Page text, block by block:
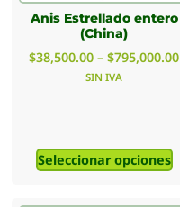
Anis Estrellado entero
(China)
$38,500.00 – $795,000.00
SIN IVA
Seleccionar opciones